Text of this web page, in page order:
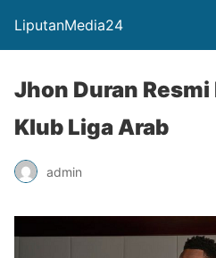
LiputanMedia24
Jhon Duran
Klub Liga Arab
admin